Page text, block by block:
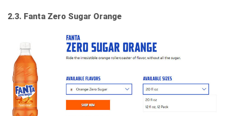
2.3. Fanta Zero Sugar Orange